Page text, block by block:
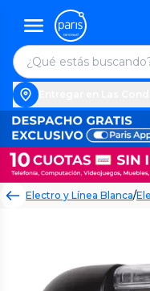
Electro y Línea Blanca/